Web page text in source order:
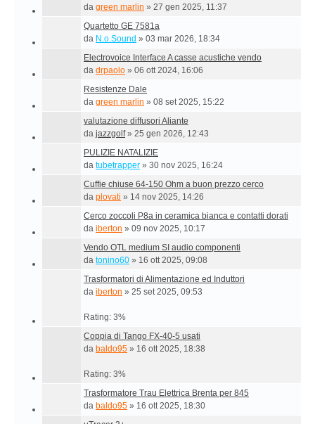
da green marlin » 27 gen 2025, 11:37
Quartetto GE 7581a
da N.o.Sound » 03 mar 2026, 18:34
Electrovoice Interface A casse acustiche vendo
da drpaolo » 06 ott 2024, 16:06
Resistenze Dale
da green marlin » 08 set 2025, 15:22
valutazione diffusori Aliante
da jazzgolf» 25 gen 2026, 12:43
PULIZIE NATALIZIE
da tubetrapper » 30 nov 2025, 16:24
Cuffie chiuse 64-150 Ohm a buon prezzo cerco
da plovati » 14 nov 2025, 14:26
Cerco zoccoli P8a in ceramica bianca e contatti dorati
da iberton » 09 nov 2025, 10:17
Vendo OTL medium SI audio componenti
da tonino60 » 16 ott 2025, 09:08
Trasformatori di Alimentazione ed Induttori
da iberton » 25 set 2025, 09:53
Rating: 3%
Coppia di Tango FX-40-5 usati
da baldo95 » 16 ott 2025, 18:38
Rating: 3%
Trasformatore Trau Elettrica Brenta per 845
da baldo95 » 16 ott 2025, 18:30